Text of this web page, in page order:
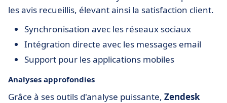
les avis recueillis, élevant ainsi la satisfaction client.
Synchronisation avec les réseaux sociaux
Intégration directe avec les messages email
Support pour les applications mobiles
Analyses approfondies
Grâce à ses outils d'analyse puissante, Zendesk